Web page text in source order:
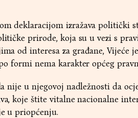
deklaracijom izražava politički
prirode, koja su u vezi s
od interesa za građane, Vijeće
formi nema karakter općeg
nije u njegovoj nadležnosti da
koje štite vitalne nacionalne
u priopćenju.